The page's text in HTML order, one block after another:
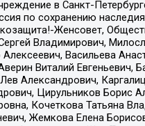
в Санкт-
по сохранению
Женсовет,
Владимирович,
Васильева
Виталий
Александрович,
Цирульников Борис
Кочеткова Татьяна
Жемкова Елена